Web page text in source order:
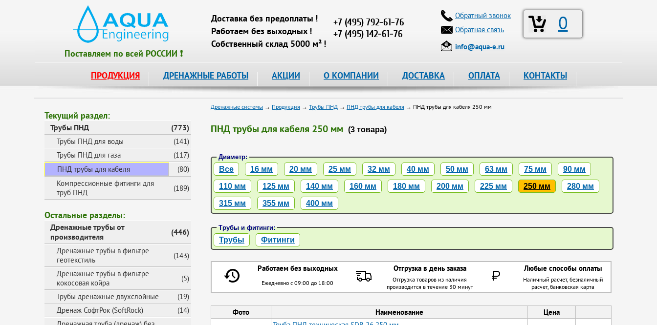
Поставляем по всей РОССИИ ❗
Доставка без предоплаты !
Работаем без выходных !
Собственный склад 5000 м² !
+7 (495) 792-61-76
+7 (495) 142-61-76
0
Обратный звонок
Обратная связь
info@aqua-e.ru
ПРОДУКЦИЯ ДРЕНАЖНЫЕ РАБОТЫ АКЦИИ О КОМПАНИИ ДОСТАВКА ОПЛАТА КОНТАКТЫ
Текущий раздел:
Трубы ПНД (773)
Трубы ПНД для воды
(141)
Трубы ПНД для газа
(117)
ПНД трубы для кабеля
(80)
Компрессионные фитинги для
труб ПНД
(189)
Остальные разделы:
Дренажные трубы от
производителя
(446)
Дренажные трубы в фильтре
геотекстиль
(143)
Дренажные трубы в фильтре
кокосовая койра
(5)
Трубы дренажные двухслойные
(19)
Дренаж СофтРок (SoftRock)
(14)
Дренажные системы → Продукция → Трубы ПНД → ПНД трубы для кабеля → ПНД трубы для кабеля 250 мм
ПНД трубы для кабеля 250 мм (3 товара)
Диаметр:
Все 16 мм 20 мм 25 мм 32 мм 40 мм 50 мм 63 мм 75 мм 90 мм
110 мм 125 мм 140 мм 160 мм 180 мм 200 мм 225 мм 250 мм 280 мм
315 мм 355 мм 400 мм
Трубы и фитинги:
Трубы Фитинги
Работаем без выходных Отгрузка в день заказа Любые способы оплаты
Ежедневно с 09:00 до 18:00
Отгрузка товаров из наличия
производится в течение 30 минут
Наличный расчет, безналичный
расчет, банковская карта
Фото Наименование
Цена